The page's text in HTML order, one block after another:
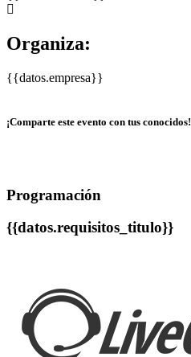
Organiza:
{{datos.empresa}}
¡Comparte este evento con tus conocidos!
Programación
{{datos.requisitos_titulo}}